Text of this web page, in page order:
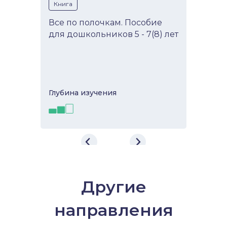
Книга
Все по полочкам. Пособие
для дошкольников 5 - 7(8) лет
Глубина изучeния
Все по полочкам. Пособие
Пособие предназначено для
занятий на этапе предшкольной
группах подготовки к школе...
Другие
направления